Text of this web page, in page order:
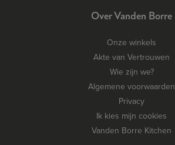
Over Vanden Borre
Onze winkels
Akte van Vertrouwen
Wie zijn we?
Algemene voorwaarden
Privacy
Ik kies mijn cookies
Vanden Borre Kitchen